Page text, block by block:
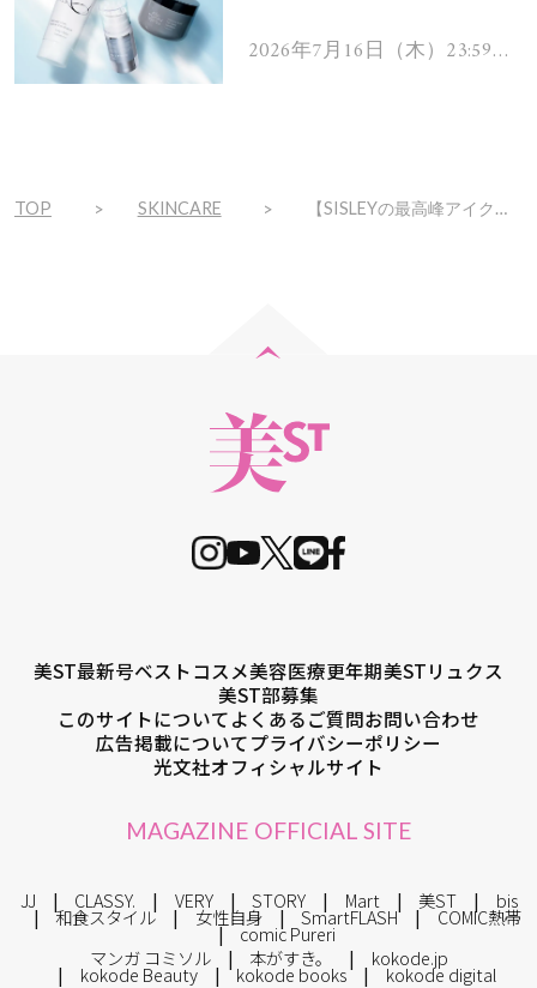
ムを13名様にプレゼン
2026年7月16日（木）23:59ま
TOP SKINCARE 【SISLEYの最高峰アイクリーム】で寝ている間に目元がググッとリフトアップ！
美ST最新号ベストコスメ美容医療更年期美STリュクス
美ST部募集
このサイトについてよくあるご質問お問い合わせ
広告掲載についてプライバシーポリシー
光文社オフィシャルサイト
MAGAZINE OFFICIAL SITE
JJ CLASSY. VERY STORY Mart 美ST bis
和食スタイル 女性自身 SmartFLASH COMIC熱帯
comic Pureri
マンガ コミソル
本がすき。 kokode.jp
kokode Beauty kokode books kokode digital